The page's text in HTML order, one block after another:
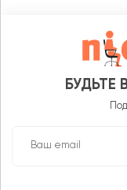
БУДЬТЕ